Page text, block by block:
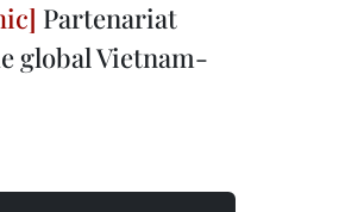
Partenariat
global Vietnam-